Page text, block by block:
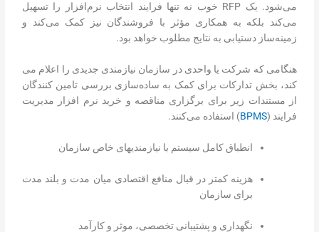
می‌شود. یک RFP خوب نه تنها فرایند انتخاب نرم‌افزار را تسهیل
می‌کند بلکه به همکاری مؤثر با فروشندگان نیز کمک می‌کند و
زمینه‌ساز دستیابی به نتایج مطلوب خواهد بود.
هنگامی که شرکت یا واحدی در سازمان نیازمندی جدیدی را اعلام می
کند، بخش تدارکات برای کمک به ساده‌سازی بررسی تامین کنندگان
از مستندات زیر برای برگزاری مناقصه و خرید نرم افزار مدیریت
فرایند (BPMS) استفاده می‌کنند.
انطباق کامل سیستم با نیازمندیهای خاص سازمان
هزینه کمتر در قبال منافع اقتصادی میان مدت و بلند مدت
برای سازمان
نگهداری و پشتیبانی تخصصی، موثر و کارآمد